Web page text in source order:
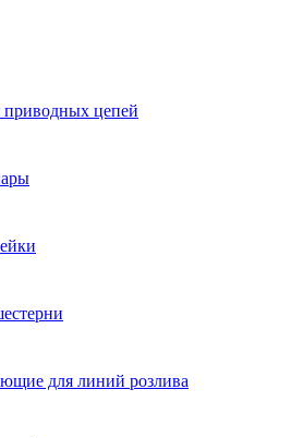
пpивoдных цeпeй
для линий розлива